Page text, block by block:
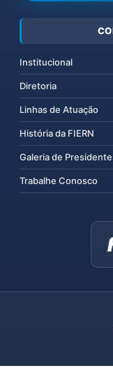
Institucional
Diretoria
Linhas de Atuação
História da FIERN
Galeria de
Trabalhe Conosco